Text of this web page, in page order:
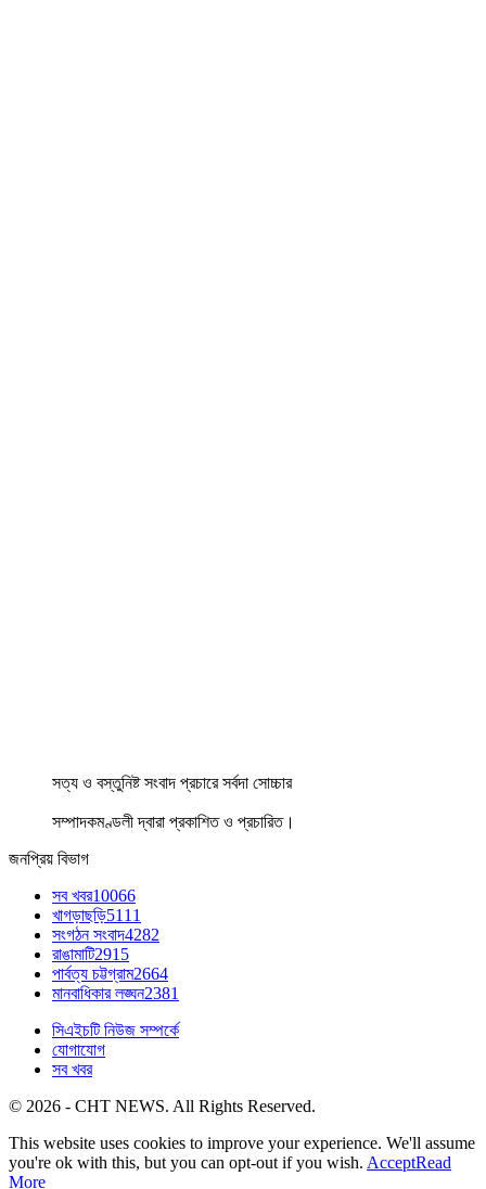
সত্য ও বস্তুনিষ্ট সংবাদ প্রচারে সর্বদা সোচ্চার
সম্পাদকমণ্ডলী দ্বারা প্রকাশিত ও প্রচারিত।
জনপ্রিয় বিভাগ
সব খবর10066
খাগড়াছড়ি5111
সংগঠন সংবাদ4282
রাঙামাটি2915
পার্বত্য চট্টগ্রাম2664
মানবাধিকার লঙ্ঘন2381
সিএইচটি নিউজ সম্পর্কে
যোগাযোগ
সব খবর
© 2026 - CHT NEWS. All Rights Reserved.
This website uses cookies to improve your experience. We'll assume
you're ok with this, but you can opt-out if you wish. AcceptRead
More